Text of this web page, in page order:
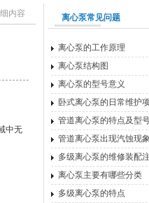
内容
中无
离心泵常见问题
离心泵的工作原理
离心泵结构图
离心泵的型号意义
卧式离心泵的日常维护
管道离心泵的特点及型
管道离心泵出现汽蚀现象
多级离心泵的维修装配注
离心泵主要有哪些分类
多级离心泵的特点